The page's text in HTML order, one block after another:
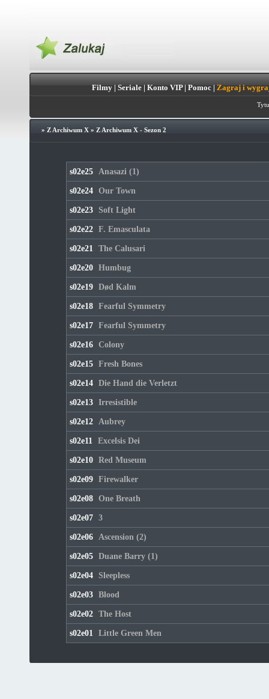
Filmy| Seriale| Konto VIP| Pomoc| Zagraj i
» Z Archiwum X» Z Archiwum X - Sezon 2
s02e25 Anasazi (1)
s02e24 Our Town
s02e23 Soft Light
s02e22 F. Emasculata
s02e21 The Calusari
s02e20 Humbug
s02e19 Død Kalm
s02e18 Fearful Symmetry
s02e17 Fearful Symmetry
s02e16 Colony
s02e15 Fresh Bones
s02e14 Die Hand die Verletzt
s02e13 Irresistible
s02e12 Aubrey
s02e11 Excelsis Dei
s02e10 Red Museum
s02e09 Firewalker
s02e08 One Breath
s02e07 3
s02e06 Ascension (2)
s02e05 Duane Barry (1)
s02e04 Sleepless
s02e03 Blood
s02e02 The Host
s02e01 Little Green Men